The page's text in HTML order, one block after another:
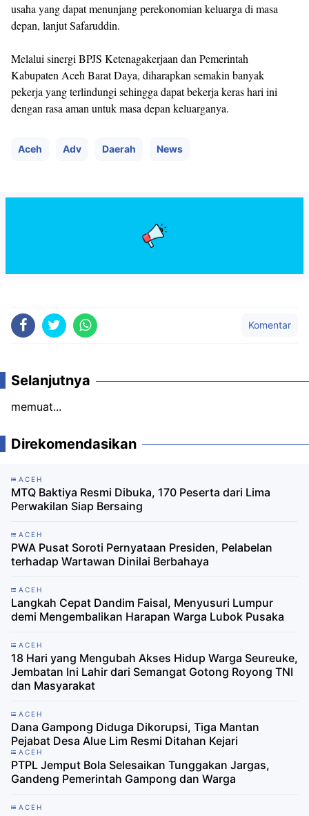
usaha yang dapat menunjang perekonomian keluarga di masa
depan, lanjut Safaruddin.
Melalui sinergi BPJS Ketenagakerjaan dan Pemerintah
Kabupaten Aceh Barat Daya, diharapkan semakin banyak
pekerja yang terlindungi sehingga dapat bekerja keras hari ini
dengan rasa aman untuk masa depan keluarganya.
Aceh Adv Daerah News
Komentar
Selanjutnya
memuat...
Direkomendasikan
ACEH
MTQ Baktiya Resmi Dibuka, 170 Peserta dari Lima
Perwakilan Siap Bersaing
ACEH
PWA Pusat Soroti Pernyataan Presiden, Pelabelan
terhadap Wartawan Dinilai Berbahaya
ACEH
Langkah Cepat Dandim Faisal, Menyusuri Lumpur
demi Mengembalikan Harapan Warga Lubok Pusaka
ACEH
18 Hari yang Mengubah Akses Hidup Warga Seureuke,
Jembatan Ini Lahir dari Semangat Gotong Royong TNI
dan Masyarakat
ACEH
Dana Gampong Diduga Dikorupsi, Tiga Mantan
Pejabat Desa Alue Lim Resmi Ditahan Kejari
ACEH
PTPL Jemput Bola Selesaikan Tunggakan Jargas,
Gandeng Pemerintah Gampong dan Warga
ACEH